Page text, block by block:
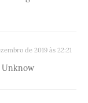
de 2019 às 22:21
Unknow